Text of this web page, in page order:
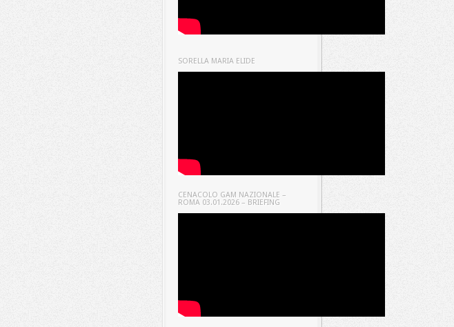
SORELLA MARIA ELIDE
CENACOLO GAM NAZIONALE –
ROMA 03.01.2026 – BRIEFING